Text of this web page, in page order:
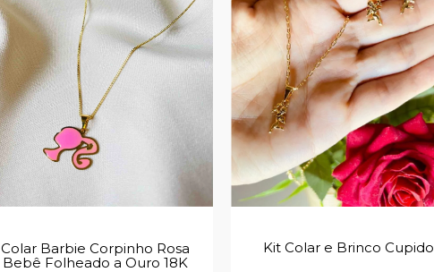
Colar Barbie Corpinho Rosa
Bebê Folheado a Ouro 18K
Kit Colar e Brinco Cupido